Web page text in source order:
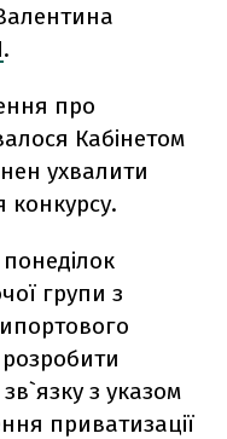
.
про
Кабінетом
ухвалити
групи з
з указом
приватизації